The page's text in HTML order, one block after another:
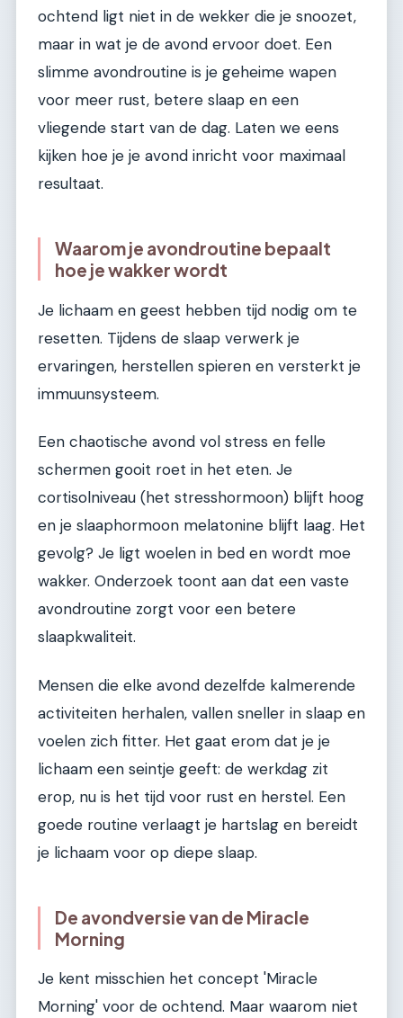
ochtend ligt niet in de wekker die je snoozet,
maar in wat je de avond ervoor doet. Een
slimme avondroutine is je geheime wapen
voor meer rust, betere slaap en een
vliegende start van de dag. Laten we eens
kijken hoe je je avond inricht voor maximaal
resultaat.
Waarom je avondroutine bepaalt
hoe je wakker wordt
Je lichaam en geest hebben tijd nodig om te
resetten. Tijdens de slaap verwerk je
ervaringen, herstellen spieren en versterkt je
immuunsysteem.
Een chaotische avond vol stress en felle
schermen gooit roet in het eten. Je
cortisolniveau (het stresshormoon) blijft hoog
en je slaaphormoon melatonine blijft laag. Het
gevolg? Je ligt woelen in bed en wordt moe
wakker. Onderzoek toont aan dat een vaste
avondroutine zorgt voor een betere
slaapkwaliteit.
Mensen die elke avond dezelfde kalmerende
activiteiten herhalen, vallen sneller in slaap en
voelen zich fitter. Het gaat erom dat je je
lichaam een seintje geeft: de werkdag zit
erop, nu is het tijd voor rust en herstel. Een
goede routine verlaagt je hartslag en bereidt
je lichaam voor op diepe slaap.
De avondversie van de Miracle
Morning
Je kent misschien het concept 'Miracle
Morning' voor de ochtend. Maar waarom niet